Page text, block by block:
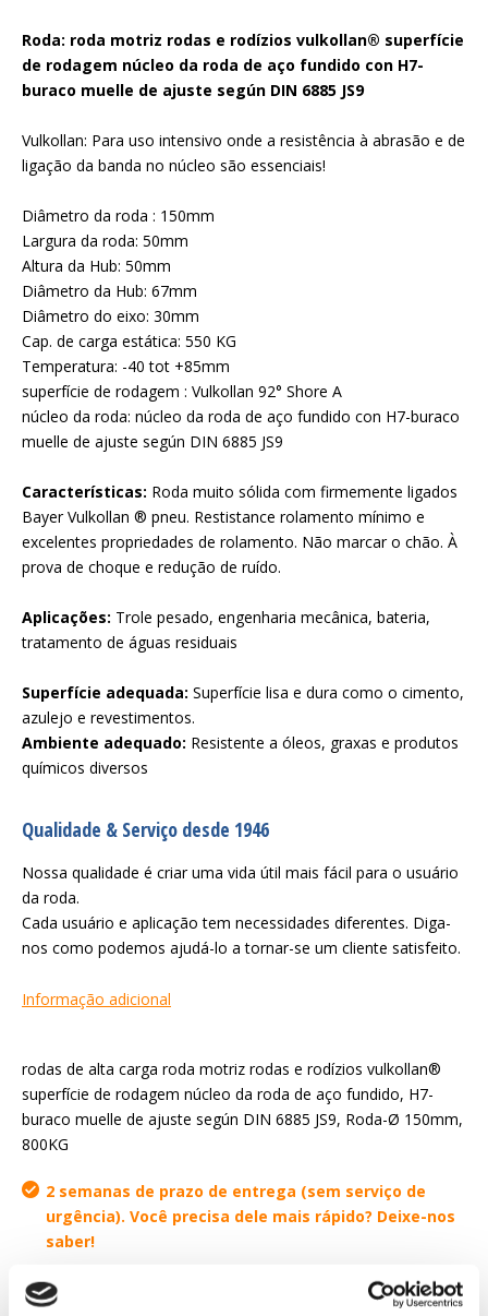
Roda: roda motriz rodas e rodízios vulkollan® superfície
de rodagem núcleo da roda de aço fundido con H7-
buraco muelle de ajuste según DIN 6885 JS9
Vulkollan: Para uso intensivo onde a resistência à abrasão e de
ligação da banda no núcleo são essenciais!
Diâmetro da roda : 150mm
Largura da roda: 50mm
Altura da Hub: 50mm
Diâmetro da Hub: 67mm
Diâmetro do eixo: 30mm
Cap. de carga estática: 550 KG
Temperatura: -40 tot +85mm
superfície de rodagem : Vulkollan 92° Shore A
núcleo da roda: núcleo da roda de aço fundido con H7-buraco
muelle de ajuste según DIN 6885 JS9
Características: Roda muito sólida com firmemente ligados
Bayer Vulkollan ® pneu. Restistance rolamento mínimo e
excelentes propriedades de rolamento. Não marcar o chão. À
prova de choque e redução de ruído.
Aplicações: Trole pesado, engenharia mecânica, bateria,
tratamento de águas residuais
Superfície adequada: Superfície lisa e dura como o cimento,
azulejo e revestimentos.
Ambiente adequado: Resistente a óleos, graxas e produtos
químicos diversos
Qualidade & Serviço desde 1946
Nossa qualidade é criar uma vida útil mais fácil para o usuário
da roda.
Cada usuário e aplicação tem necessidades diferentes. Diga-
nos como podemos ajudá-lo a tornar-se um cliente satisfeito.
Informação adicional
rodas de alta carga roda motriz rodas e rodízios vulkollan®
superfície de rodagem núcleo da roda de aço fundido, H7-
buraco muelle de ajuste según DIN 6885 JS9, Roda-Ø 150mm,
800KG
2 semanas de prazo de entrega (sem serviço de
urgência). Você precisa dele mais rápido? Deixe-nos
saber!